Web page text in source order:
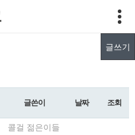
글쓰기
글쓴이 날짜 조회
콜걸 젊은이들